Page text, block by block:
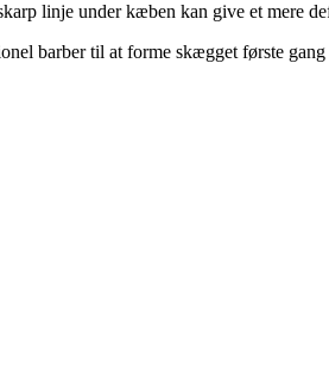
linje under kæben kan give et mere
barber til at forme skægget første gang